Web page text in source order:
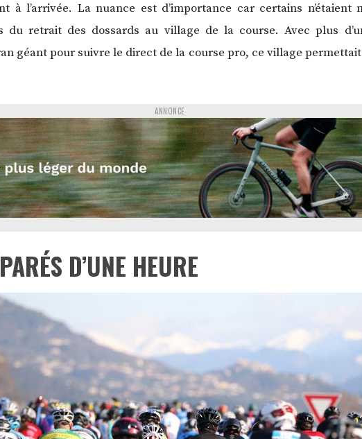
à l’arrivée. La nuance est d’importance car certains
retrait des dossards au village de la course. Avec plus
géant pour suivre le direct de la course pro, ce village
ANNONCE
D’UNE HEURE